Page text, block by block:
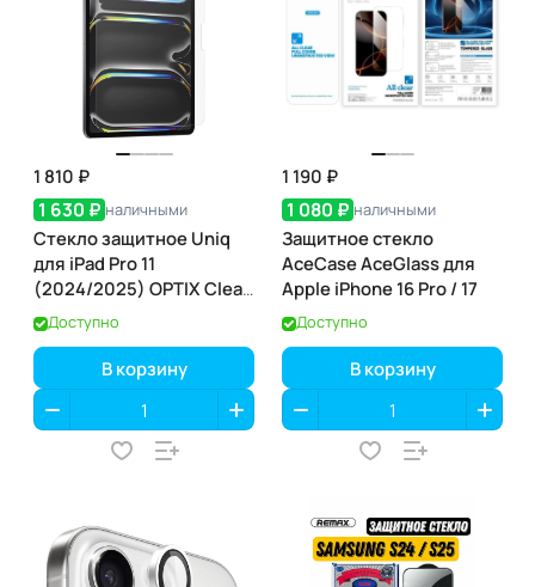
1 810 ₽
1 630 ₽ наличными
Стекло защитное Uniq
для iPad Pro 11
(2024/2025) OPTIX Clear
(+installer)
Доступно
В корзину
1 190 ₽
1 080 ₽ наличными
Защитное стекло
AceCase AceGlass для
Apple iPhone 16 Pro / 17
Доступно
В корзину